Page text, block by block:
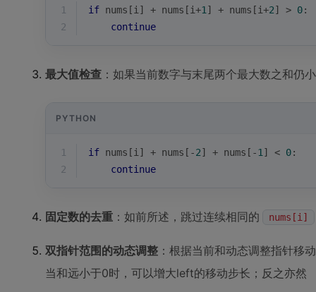
1 if nums[i] + nums[i+1 ] + nums[i+2] > 0:
2
continue
最大值检查 ：如果当前数字与末尾两个最大数之和仍
PYTHON
1 if nums[i] + nums[-2] + nums[-1 ] < 0:
2
continue
固定数的去重 ：如前所述，跳过连续相同的 nums[i]
双指针范围的动态调整 ：根据当前和动态调整指针移
当和远小于0时，可以增大left的移动步长；反之亦然